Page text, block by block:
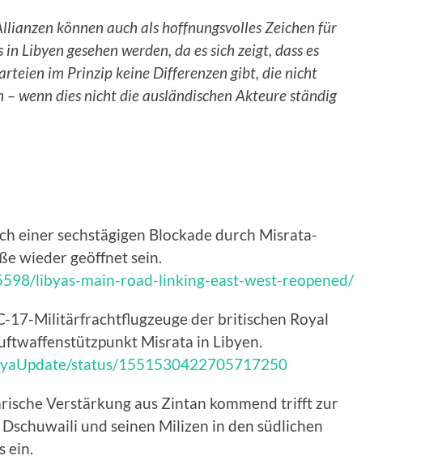
können auch als hoffnungsvolles Zeichen für
Libyen gesehen werden, da es sich zeigt, dass es
im Prinzip keine Differenzen gibt, die nicht
wenn dies nicht die ausländischen Akteure ständig
einer sechstägigen Blockade durch Misrata-
wieder geöffnet sein.
libyas-main-road-linking-east-west-reopened/
C-17-Militärfrachtflugzeuge der britischen Royal
Misrata in Libyen.
status/1551530422705717250
Verstärkung aus Zintan kommend trifft zur
und seinen Milizen in den südlichen
ein.